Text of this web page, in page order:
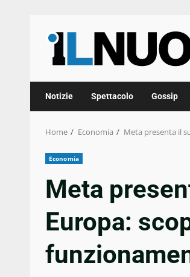
Notizie Spettacolo Gossip
Home Economia Meta presenta il
Economia
Meta
Europa: